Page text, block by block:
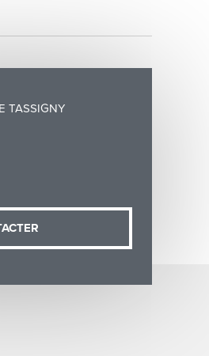
TASSIGNY